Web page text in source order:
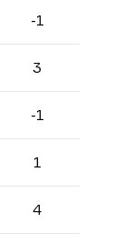
-1
3
-1
1
4